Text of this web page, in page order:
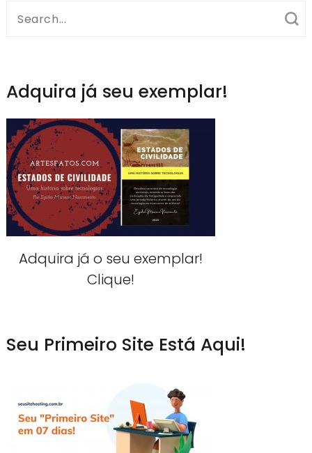
Search
Adquira já seu exemplar!
Adquira já o seu exemplar!
Clique!
Seu Primeiro Site Está Aqui!